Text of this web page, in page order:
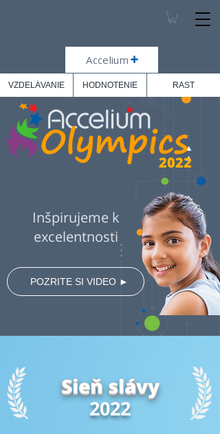
VZDELÁVANIE HODNOTENIE RAST
Accelium
2022
Inšpirujeme k
excelentnosti
⠀POZRITE SI VIDEO​ ►
Sieň slávy
2022